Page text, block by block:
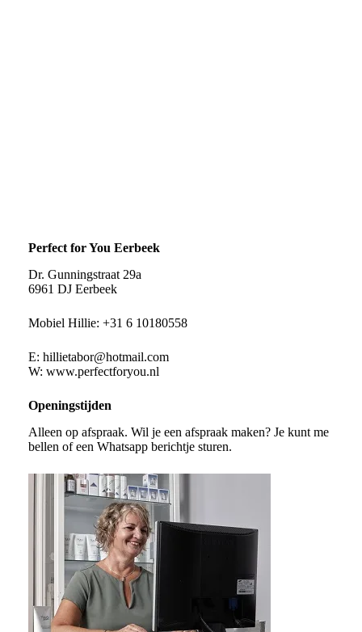
Perfect for You Eerbeek
Dr. Gunningstraat 29a
6961 DJ Eerbeek
Mobiel Hillie: +31 6 10180558
E: hillietabor@hotmail.com
W: www.perfectforyou.nl
Openingstijden
Alleen op afspraak. Wil je een afspraak maken? Je kunt me
bellen of een Whatsapp berichtje sturen.